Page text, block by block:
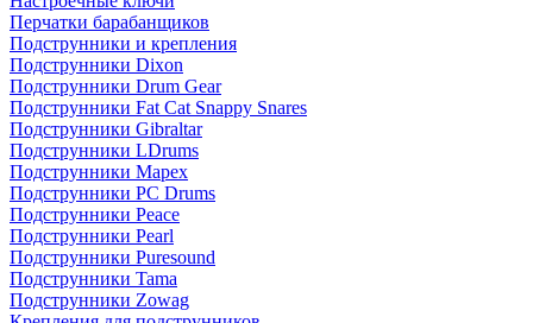
Перчатки барабанщиков
Подструнники и крепления
Подструнники Dixon
Подструнники Drum Gear
Подструнники Fat Cat Snappy Snares
Подструнники Gibraltar
Подструнники LDrums
Подструнники Mapex
Подструнники PC Drums
Подструнники Peace
Подструнники Pearl
Подструнники Puresound
Подструнники Tama
Подструнники Zowag